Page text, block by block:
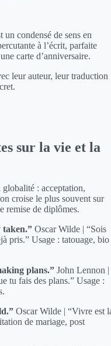
condensé de sens en
à l’écrit, parfaite
carte d’anniversaire.
leur auteur, leur traduction
sur la vie et la
: acceptation,
croise le plus souvent sur
remise de diplômes.
taken.” Oscar Wilde | “Sois
pris.” Usage : tatouage, bio
plans.” John Lennon |
tu fais des plans.” Usage :
Oscar Wilde | “Vivre est
de mariage, post